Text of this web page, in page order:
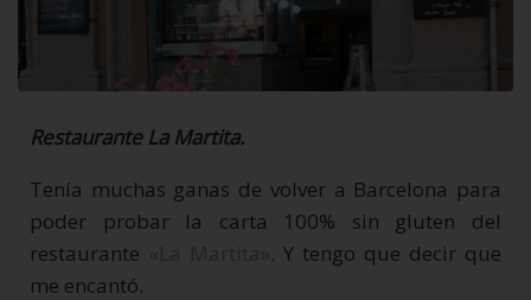
Restaurante La Martita.
Tenía muchas ganas de volver a Barcelona para
poder probar la carta 100% sin gluten del
restaurante «La Martita». Y tengo que decir que
me encantó.